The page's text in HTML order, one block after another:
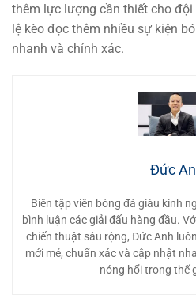
thêm lực lượng cần thiết cho
lệ kèo đọc thêm nhiều sự kiện
nhanh và chính xác.
Đức
Biên tập viên bóng đá giàu kinh
bình luận các giải đấu hàng đầu.
chiến thuật sâu rộng, Đức Anh
mới mẻ, chuẩn xác và cập nhật
nóng hổi trong thế